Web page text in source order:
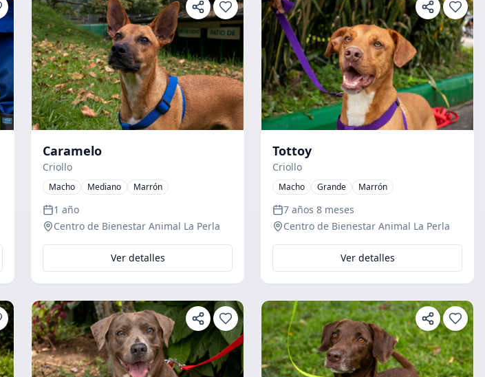
Caramelo
Criollo
Macho Mediano Marrón
1 año
Centro de Bienestar Animal La Perla
Ver detalles
Tottoy
Criollo
Macho Grande Marrón
7 años 8 meses
Centro de Bienestar Animal La Perla
Ver detalles